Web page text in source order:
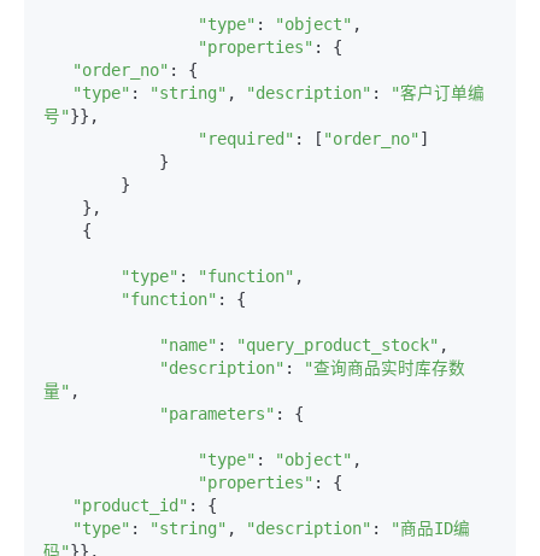
"type" : "object" ,
"properties" : {
"order_no" : {
"type" : "string" , "description" :
"客户订单编
号"}},
"required" : [ "order_no" ]
"type" : "function" ,
"function" : {
"name" : "query_product_stock" ,
"description" :
"查询商品实时库存数
量" ,
"parameters" : {
"type" : "object" ,
"properties" : {
"product_id" : {
"type" : "string" , "description" :
"商品ID编
码"}},